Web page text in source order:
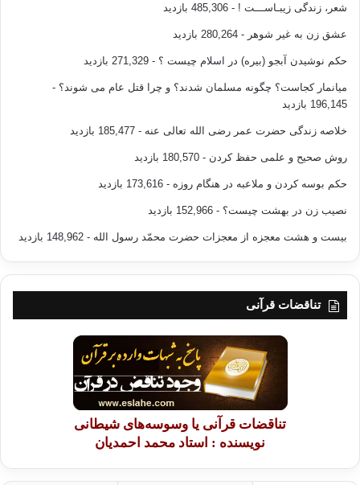
شعر، زندگی زیبـاســـت ! - 485,306 بازدید
عشق زن به غیر شوهر - 280,264 بازدید
حکم نوشیدن آبجو (بیره) در اسلام چیست ؟ - 271,329 بازدید
میانمار کجاست؟ چگونه مسلمان شدند؟ و چرا قتل عام می شوند؟ -
196,145 بازدید
خلاصه زندگی حضرت عمر رضی الله تعالی عنه - 185,477 بازدید
روش صحیح و علمی حفظ کردن - 180,570 بازدید
حکم بوسه کردن و ملاعبه در هنگام روزه - 173,616 بازدید
نصیب زن در بهشت چیست؟ - 152,966 بازدید
بیست و هشت معجزه از معجزات حضرت محمّد رسول الله - 148,962 بازدید
تناقضات قرآنی
تناقضات قرآنی یا وسوسه‌های شیطانی
نویسنده : استاد محمد احمدیان